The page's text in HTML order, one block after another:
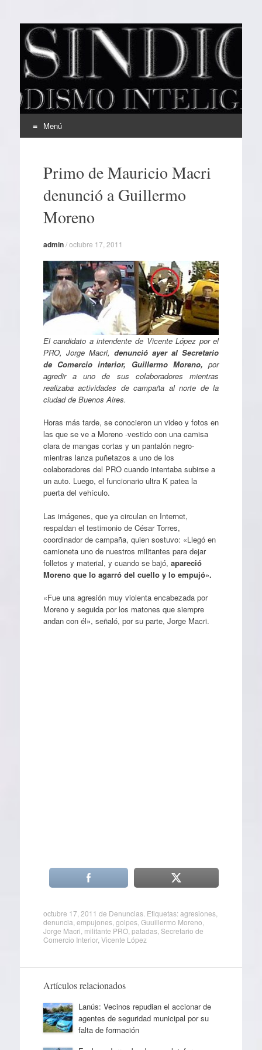
EL SINDICAL
Periodismo Inteligente
Menú
contenidoPrimo de Mauricio Macri
denunció a Guillermo
Moreno
admin/octubre 17, 2011
El candidato a intendente de Vicente López por el
PRO, Jorge Macri, denunció ayer al Secretario
de Comercio interior, Guillermo Moreno, por
agredir a uno de sus colaboradores mientras
realizaba actividades de campaña al norte de la
ciudad de Buenos Aires.
Horas más tarde, se conocieron un video y fotos en
las que se ve a Moreno -vestido con una camisa
clara de mangas cortas y un pantalón negro-
mientras lanza puñetazos a uno de los
colaboradores del PRO cuando intentaba subirse a
un auto. Luego, el funcionario ultra K patea la
puerta del vehículo.
Las imágenes, que ya circulan en Internet,
respaldan el testimonio de César Torres,
coordinador de campaña, quien sostuvo: «Llegó en
camioneta uno de nuestros militantes para dejar
folletos y material, y cuando se bajó, apareció
Moreno que lo agarró del cuello y lo empujó».
«Fue una agresión muy violenta encabezada por
Moreno y seguida por los matones que siempre
andan con él», señaló, por su parte, Jorge Macri.
octubre 17, 2011 de Denuncias. Etiquetas:agresiones,
denuncia empujones, golpes, Guuillermo Moreno
Jorge Macri militante PRO, patadas, Secretario de
Comercio Interior, Vicente López
Artículos relacionados
Lanús: Vecinos repudian el accionar de
agentes de seguridad municipal por su
falta de formación